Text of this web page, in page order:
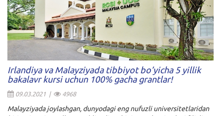
Irlandiya va Malayziyada tibbiyot bo’yicha 5 yillik
bakalavr kursi uchun 100% gacha grantlar!
09.03.2021 | 4968
Malayziyada joylashgan, dunyodagi eng nufuzli universitetlaridan